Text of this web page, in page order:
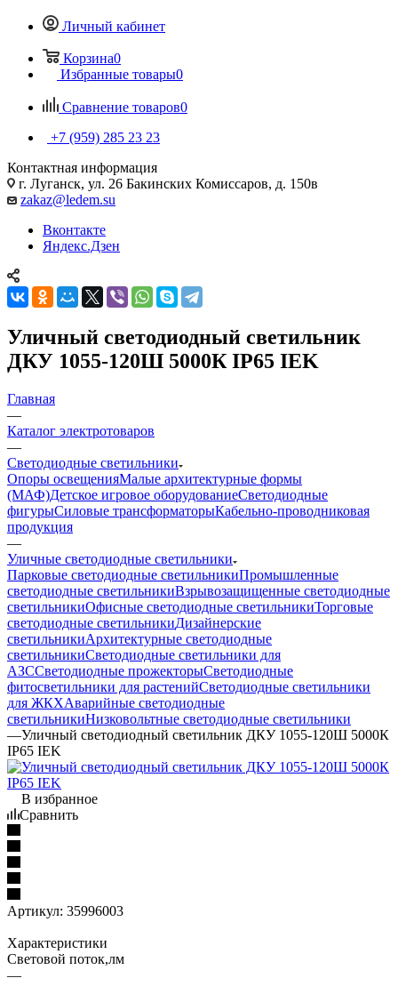
Личный кабинет
Корзина0
Избранные товары0
Сравнение товаров0
+7 (959) 285 23 23
Контактная информация
г. Луганск, ул. 26 Бакинских Комиссаров, д. 150в
zakaz@ledem.su
Вконтакте
Яндекс.Дзен
Уличный светодиодный светильник
ДКУ 1055-120Ш 5000К IP65 IEK
Главная
—
Каталог электротоваров
—
Светодиодные светильники
Опоры освещенияМалые архитектурные формы
(МАФ)Детское игровое оборудованиеСветодиодные
фигурыСиловые трансформаторыКабельно-проводниковая
продукция
—
Уличные светодиодные светильники
Парковые светодиодные светильникиПромышленные
светодиодные светильникиВзрывозащищенные светодиодные
светильникиОфисные светодиодные светильникиТорговые
светодиодные светильникиДизайнерские
светильникиАрхитектурные светодиодные
светильникиСветодиодные светильники для
АЗССветодиодные прожекторыСветодиодные
фитосветильники для растенийСветодиодные светильники
для ЖКХАварийные светодиодные
светильникиНизковольтные светодиодные светильники
—Уличный светодиодный светильник ДКУ 1055-120Ш 5000К
IP65 IEK
В избранное
Сравнить
Артикул: 35996003
Характеристики
Световой поток,лм
—